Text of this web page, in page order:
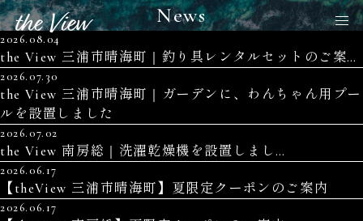
News
2026.08.04
the View 三浦市晴海町｜釣り具レンタルセットのご案内
2026.07.30
the View 三浦市晴海町｜ガーデンに、わんちゃん用プー
ルを設置しました
2026.07.02
the View 南房総｜洗濯乾燥機を設置しました
2026.06.17
【theView 三浦市晴海町】夏限定クーポンのご案内
2026.06.17